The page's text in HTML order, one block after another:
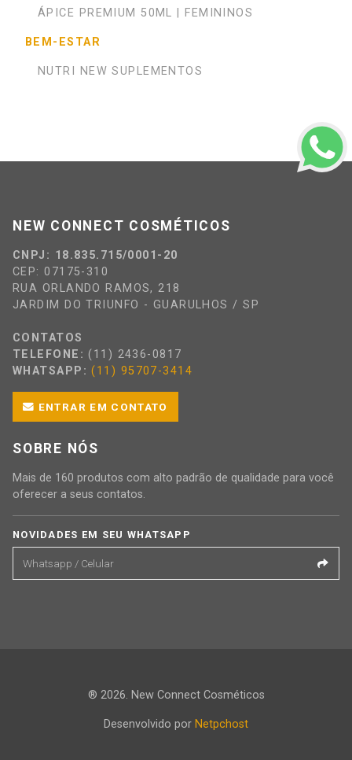
ÁPICE PREMIUM 50ML | FEMININOS
BEM-ESTAR
NUTRI NEW SUPLEMENTOS
NEW CONNECT COSMÉTICOS
CNPJ: 18.835.715/0001-20
CEP: 07175-310
RUA ORLANDO RAMOS, 218
JARDIM DO TRIUNFO - GUARULHOS / SP
CONTATOS
TELEFONE: (11) 2436-0817
WHATSAPP: (11) 95707-3414
ENTRAR EM CONTATO
SOBRE NÓS
Mais de 160 produtos com alto padrão de qualidade para você
oferecer a seus contatos.
NOVIDADES EM SEU WHATSAPP
® 2026. New Connect Cosméticos
Desenvolvido por Netpchost